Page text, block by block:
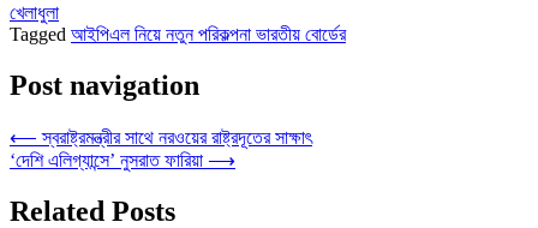
খেলাধুলা
Tagged আইপিএল নিয়ে নতুন পরিকল্পনা ভারতীয় বোর্ডের
Post navigation
⟵ স্বরাষ্ট্রমন্ত্রীর সাথে নরওয়ের রাষ্ট্রদূতের সাক্ষাৎ
‘দেশি এলিগ্যান্সে’ নুসরাত ফারিয়া ⟶
Related Posts